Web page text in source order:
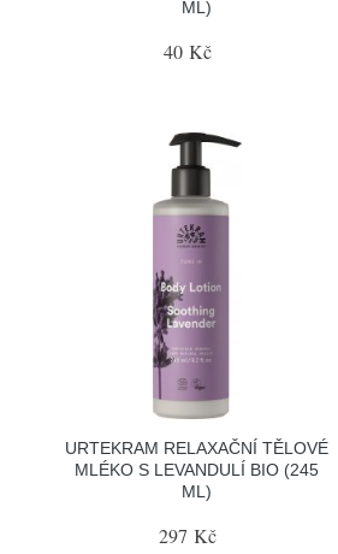
ML)
40 Kč
URTEKRAM RELAXAČNÍ TĚLOVÉ
MLÉKO S LEVANDULÍ BIO (245
ML)
297 Kč